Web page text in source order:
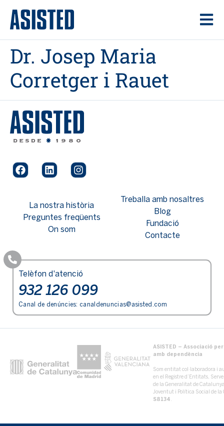
Dr. Josep Maria
Corretger i Rauet
La nostra història
Preguntes freqüents
On som
Treballa amb nosaltres
Blog
Fundació
Contacte
Telèfon d'atenció
932 126 099
Canal de denúncies: canaldenuncias@asisted.com
ASISTED – Associació
amb dependència
Som entitat col·laboradora i
en el Registre d’Entitats,
de la Generalitat de
Joventut i Política Social de
S8134 .